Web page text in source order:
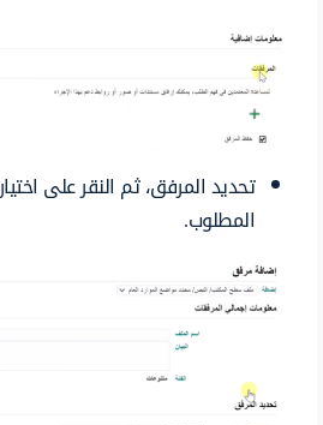
تحديد المرفق، ثم النقر على
المطلوب.